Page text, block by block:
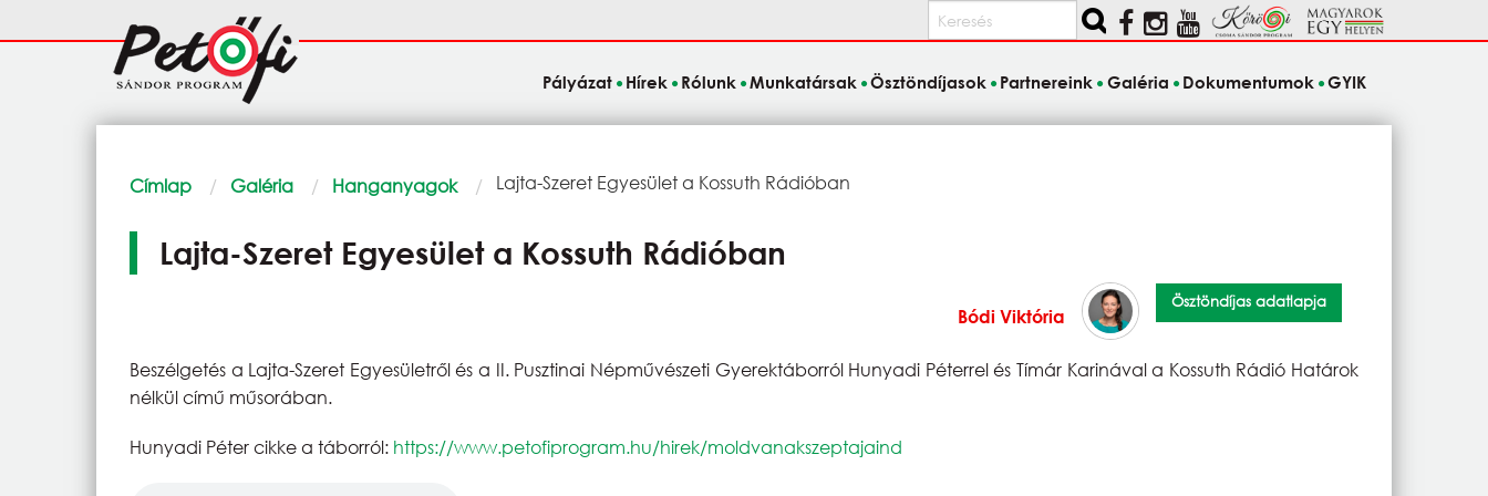
Keresés
Fő
navigáció
Pályázat Hírek Rólunk Munkatársak Ösztöndíjasok Partnereink Galéria Dokumentumok GYIK
Morzsa
Címlap Galéria Hanganyagok Current:
Lajta-Szeret Egyesület a Kossuth Rádióban
Lajta-Szeret Egyesület a Kossuth Rádióban
Bódi Viktória
Ösztöndíjas adatlapja
Beszélgetés a Lajta-Szeret Egyesületről és a II. Pusztinai Népművészeti Gyerektáborról Hunyadi Péterrel és Tímár Karinával a Kossuth Rádió Határok
nélkül című műsorában.
Hunyadi Péter cikke a táborról: https://www.petofiprogram.hu/hirek/moldvanakszeptajaind